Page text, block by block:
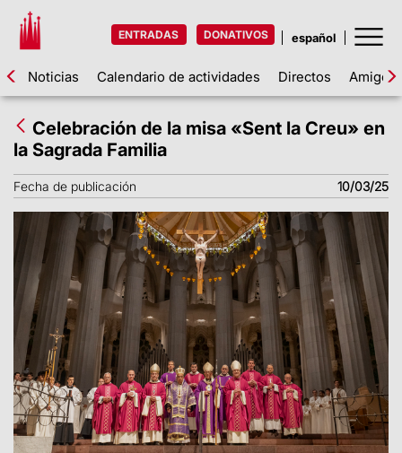
ENTRADAS DONATIVOS
Noticias Calendario de actividades Directos Amigos
Celebración de la misa «Sent la Creu» en
la Sagrada Familia
Fecha de publicación 10/03/25